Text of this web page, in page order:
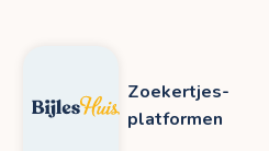
Zoekertjes-
platformen